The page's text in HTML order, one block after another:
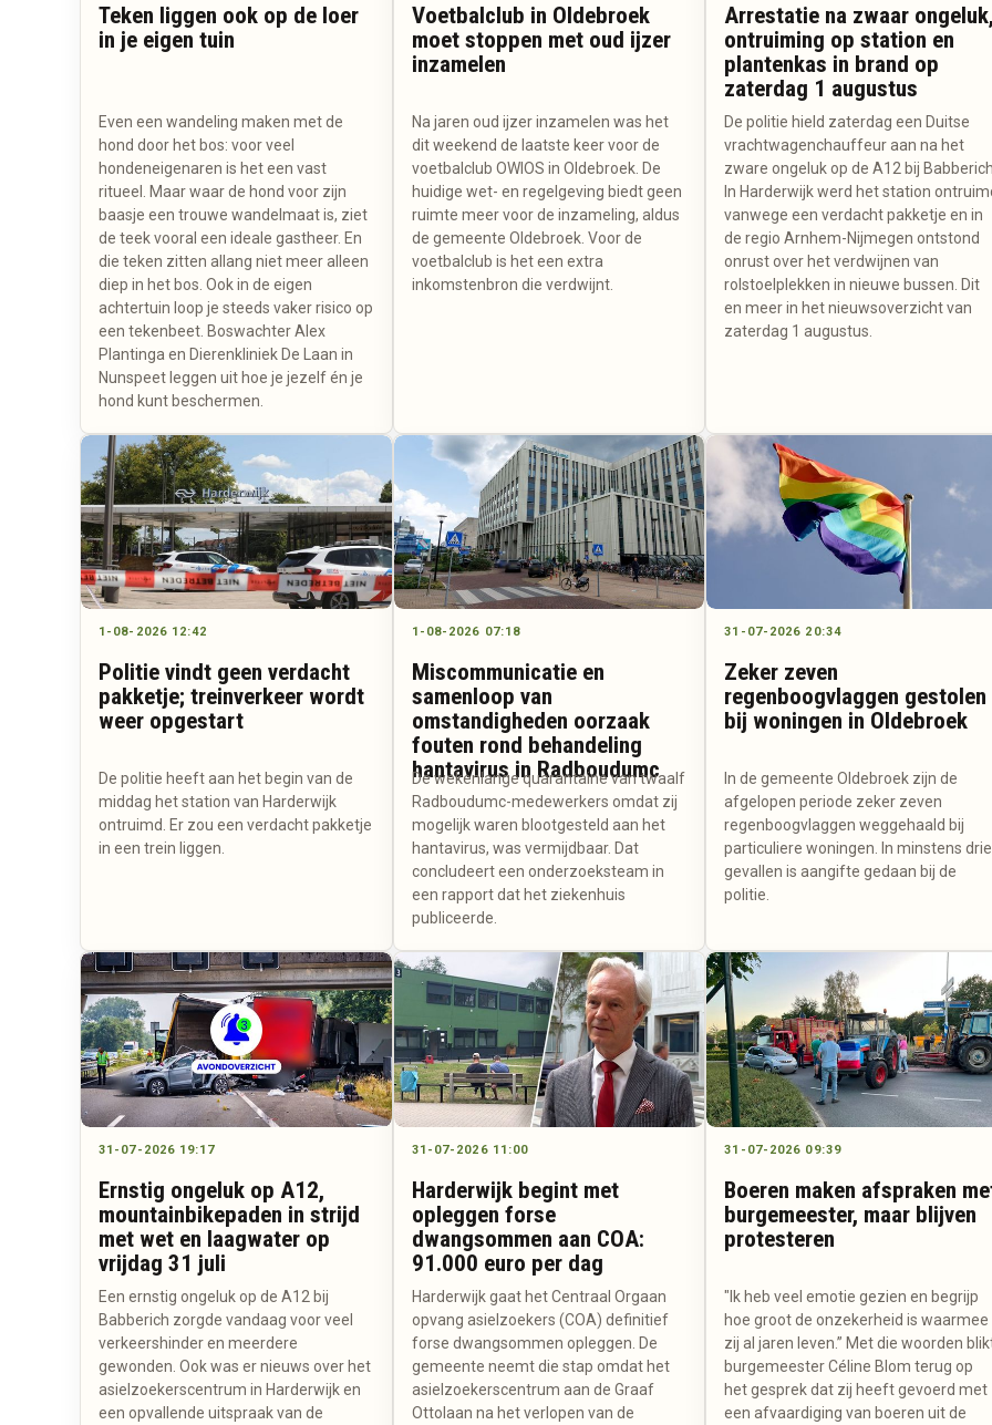
Teken liggen ook op de loer
in je eigen tuin
Even een wandeling maken met de
hond door het bos: voor veel
hondeneigenaren is het een vast
ritueel. Maar waar de hond voor zijn
baasje een trouwe wandelmaat is, ziet
de teek vooral een ideale gastheer. En
die teken zitten allang niet meer alleen
diep in het bos. Ook in de eigen
achtertuin loop je steeds vaker risico op
een tekenbeet. Boswachter Alex
Plantinga en Dierenkliniek De Laan in
Nunspeet leggen uit hoe je jezelf én je
hond kunt beschermen.
Voetbalclub in Oldebroek
moet stoppen met oud ijzer
inzamelen
Na jaren oud ijzer inzamelen was het
dit weekend de laatste keer voor de
voetbalclub OWIOS in Oldebroek. De
huidige wet- en regelgeving biedt geen
ruimte meer voor de inzameling, aldus
de gemeente Oldebroek. Voor de
voetbalclub is het een extra
inkomstenbron die verdwijnt.
Arrestatie na zwaar
ontruiming op station en
plantenkas in brand op
zaterdag 1 augustus
De politie hield zaterdag een Duitse
vrachtwagenchauffeur aan na het
zware ongeluk op de A12 bij
In Harderwijk werd het station
vanwege een verdacht pakketje en in
de regio Arnhem-Nijmegen ontstond
onrust over het verdwijnen van
rolstoelplekken in nieuwe bussen. Dit
en meer in het nieuwsoverzicht van
zaterdag 1 augustus.
1-08-2026 12:42
Politie vindt geen verdacht
pakketje; treinverkeer wordt
weer opgestart
De politie heeft aan het begin van de
middag het station van Harderwijk
ontruimd. Er zou een verdacht pakketje
in een trein liggen.
1-08-2026 07:18
Miscommunicatie en
samenloop van
omstandigheden oorzaak
fouten rond behandeling
hantavirus in Radboudumc
De wekenlange quarantaine van twaalf
Radboudumc-medewerkers omdat zij
mogelijk waren blootgesteld aan het
hantavirus, was vermijdbaar. Dat
concludeert een onderzoeksteam in
een rapport dat het ziekenhuis
publiceerde.
31-07-2026 20:34
Zeker zeven
regenboogvlaggen gestolen
bij woningen in Oldebroek
In de gemeente Oldebroek zijn de
afgelopen periode zeker zeven
regenboogvlaggen weggehaald bij
particuliere woningen. In minstens drie
gevallen is aangifte gedaan bij de
politie.
31-07-2026 19:17
Ernstig ongeluk op A12,
mountainbikepaden in strijd
met wet en laagwater op
vrijdag 31 juli
Een ernstig ongeluk op de A12 bij
Babberich zorgde vandaag voor veel
verkeershinder en meerdere
gewonden. Ook was er nieuws over het
asielzoekerscentrum in Harderwijk en
een opvallende uitspraak van de
31-07-2026 11:00
Harderwijk begint met
opleggen forse
dwangsommen aan COA:
91.000 euro per dag
Harderwijk gaat het Centraal Orgaan
opvang asielzoekers (COA) definitief
forse dwangsommen opleggen. De
gemeente neemt die stap omdat het
asielzoekerscentrum aan de Graaf
Ottolaan na het verlopen van de
31-07-2026 09:39
Boeren maken afspraken
burgemeester, maar blijven
protesteren
"Ik heb veel emotie gezien en begrijp
hoe groot de onzekerheid is waarmee
zij al jaren leven.” Met die woorden
burgemeester Céline Blom terug op
het gesprek dat zij heeft gevoerd met
een afvaardiging van boeren uit de